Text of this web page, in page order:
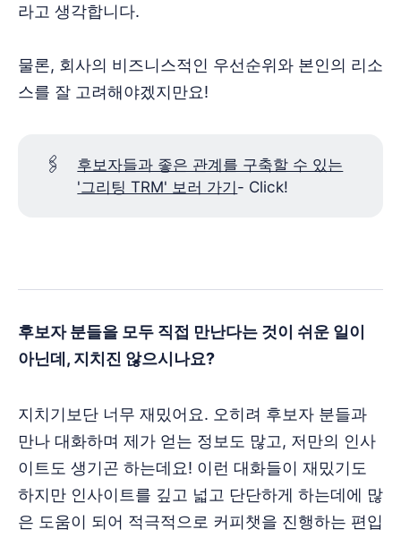
라고 생각합니다.
물론, 회사의 비즈니스적인 우선순위와 본인의 리소
스를 잘 고려해야겠지만요!
🖇️
후보자들과 좋은 관계를 구축할 수 있는
'그리팅 TRM' 보러 가기- Click!
후보자 분들을 모두 직접 만난다는 것이 쉬운 일이
아닌데, 지치진 않으시나요?
지치기보단 너무 재밌어요. 오히려 후보자 분들과
만나 대화하며 제가 얻는 정보도 많고, 저만의 인사
이트도 생기곤 하는데요! 이런 대화들이 재밌기도
하지만 인사이트를 깊고 넓고 단단하게 하는데에 많
은 도움이 되어 적극적으로 커피챗을 진행하는 편입